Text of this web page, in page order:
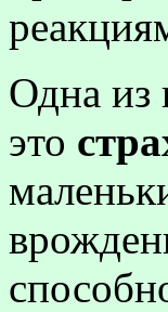
Одна из
это